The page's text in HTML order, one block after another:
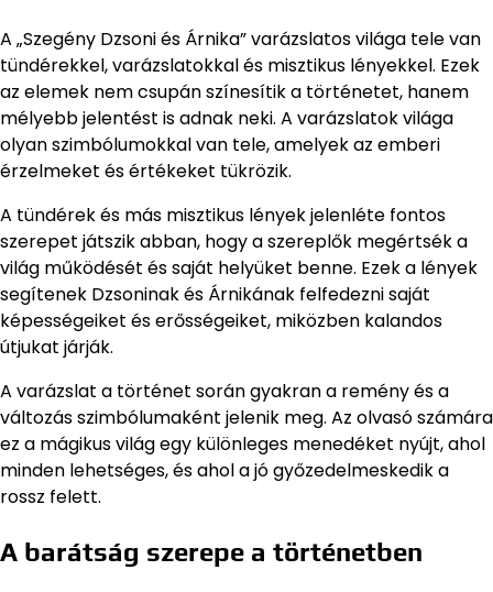
A „Szegény Dzsoni és Árnika” varázslatos világa tele van
tündérekkel, varázslatokkal és misztikus lényekkel. Ezek
az elemek nem csupán színesítik a történetet, hanem
mélyebb jelentést is adnak neki. A varázslatok világa
olyan szimbólumokkal van tele, amelyek az emberi
érzelmeket és értékeket tükrözik.
A tündérek és más misztikus lények jelenléte fontos
szerepet játszik abban, hogy a szereplők megértsék a
világ működését és saját helyüket benne. Ezek a lények
segítenek Dzsoninak és Árnikának felfedezni saját
képességeiket és erősségeiket, miközben kalandos
útjukat járják.
A varázslat a történet során gyakran a remény és a
változás szimbólumaként jelenik meg. Az olvasó számára
ez a mágikus világ egy különleges menedéket nyújt, ahol
minden lehetséges, és ahol a jó győzedelmeskedik a
rossz felett.
A barátság szerepe a történetben